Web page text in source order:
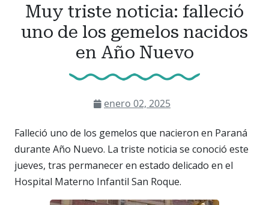
Muy triste noticia: falleció
uno de los gemelos nacidos
en Año Nuevo
enero 02, 2025
Falleció uno de los gemelos que nacieron en Paraná
durante Año Nuevo. La triste noticia se conoció este
jueves, tras permanecer en estado delicado en el
Hospital Materno Infantil San Roque.